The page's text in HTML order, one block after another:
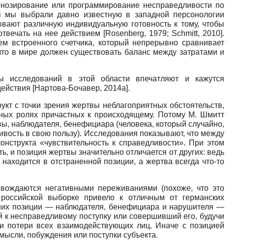
или программирование несправедливости по
выбрали давно известную в западной персонологии
различную индивидуальную готовность к тому, чтобы
на нее действием [Rosenberg, 1979; Schmitt, 2010].
встроенного счетчика, который непрерывно сравнивает
в мире должен существовать баланс между затратами и
исследований в этой области впечатляют и кажутся
[Нартова-Бочавер, 2014а].
с точки зрения жертвы неблагоприятных обстоятельств,
ролях причастных к происходящему. Потому М. Шмитт
наблюдателя, бенефициара (человека, который случайно,
в свою пользу). Исследования показывают, что между
«чувствительность к справедливости». При этом
позиция жертвы значительно отличается от других: ведь
в отстраненной позиции, а жертва всегда что-то
негативными переживаниями (похоже, что это
выборке привело к отличным от германских
позиции — наблюдателя, бенефициара и нарушителя —
несправедливому поступку или совершивший его, будучи
потери всех взаимодействующих лиц. Иначе с позицией
побуждения или поступки субъекта.